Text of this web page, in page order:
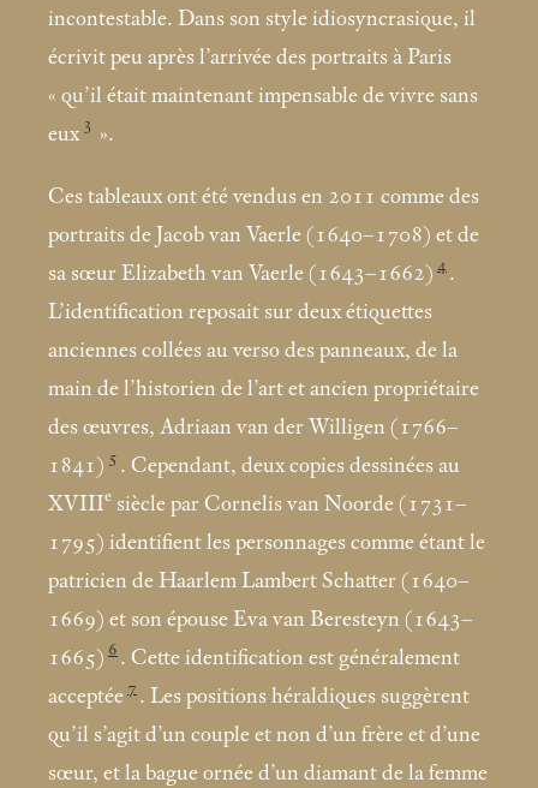
incontestable. Dans son style idiosyncrasique, il
écrivit peu après l’arrivée des portraits à Paris
« qu’il était maintenant impensable de vivre sans
eux 3 ».
Ces tableaux ont été vendus en 2011 comme des
portraits de Jacob van Vaerle (1640–1708) et de
sa sœur Elizabeth van Vaerle (1643–1662) 4.
L’identification reposait sur deux étiquettes
anciennes collées au verso des panneaux, de la
main de l’historien de l’art et ancien propriétaire
des œuvres, Adriaan van der Willigen (1766–
1841) 5 . Cependant, deux copies dessinées au
XVIIIe siècle par Cornelis van Noorde (1731–
1795) identifient les personnages comme étant le
patricien de Haarlem Lambert Schatter (1640–
1669) et son épouse Eva van Beresteyn (1643–
1665) 6 . Cette identification est généralement
acceptée 7 . Les positions héraldiques suggèrent
qu’il s’agit d’un couple et non d’un frère et d’une
sœur, et la bague ornée d’un diamant de la femme